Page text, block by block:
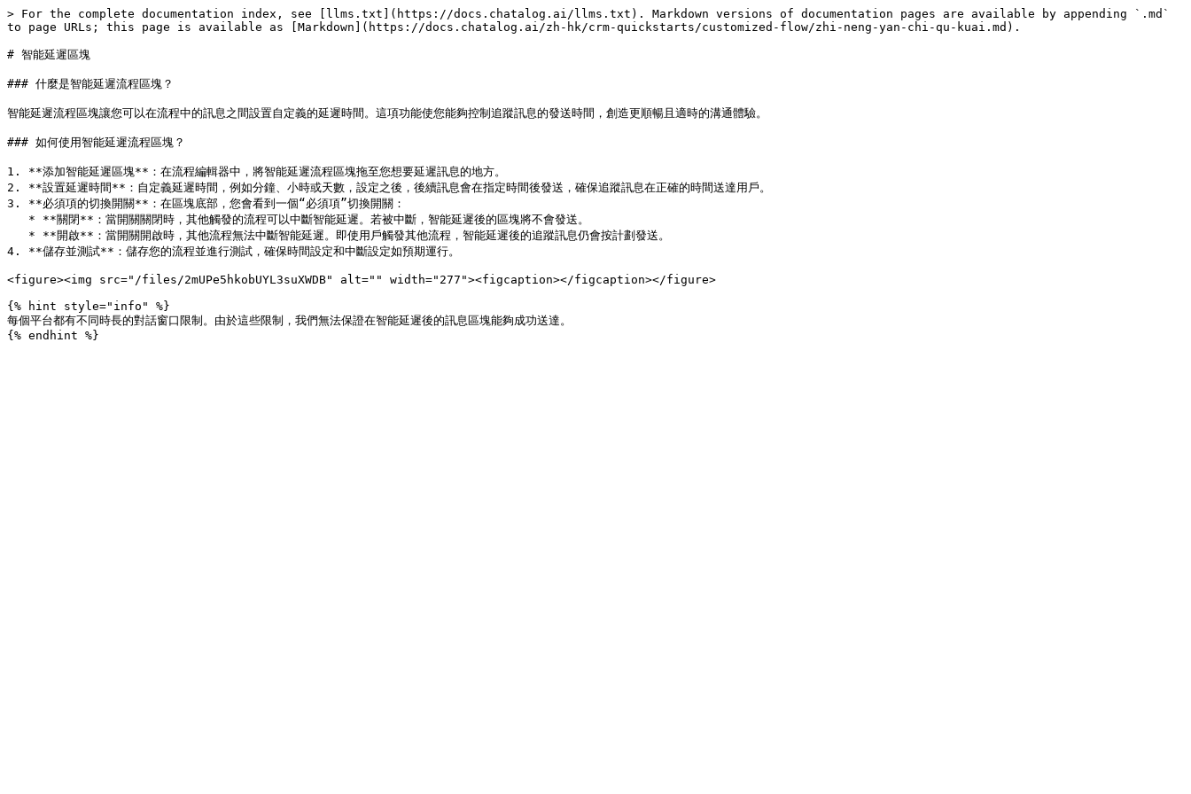
> For the complete documentation index, see [llms.txt](https://docs.chatalog.ai/llms.txt). Markdown versions of documentation pages are available by appending `.md`
to page URLs; this page is available as [Markdown](https://docs.chatalog.ai/zh-hk/crm-quickstarts/customized-flow/zhi-neng-yan-chi-qu-kuai.md).
# 智能延遲區塊
### 什麼是智能延遲流程區塊？
智能延遲流程區塊讓您可以在流程中的訊息之間設置自定義的延遲時間。這項功能使您能夠控制追蹤訊息的發送時間，創造更順暢且適時的溝通體驗。
### 如何使用智能延遲流程區塊？
1. **添加智能延遲區塊**：在流程編輯器中，將智能延遲流程區塊拖至您想要延遲訊息的地方。
2. **設置延遲時間**：自定義延遲時間，例如分鐘、小時或天數，設定之後，後續訊息會在指定時間後發送，確保追蹤訊息在正確的時間送達用戶。
3. **必須項的切換開關**：在區塊底部，您會看到一個“必須項”切換開關：
4. **儲存並測試**：儲存您的流程並進行測試，確保時間設定和中斷設定如預期運行。
<figure><img src="/files/2mUPe5hkobUYL3suXWDB" alt="" width="277"><figcaption></figcaption></figure>
{% hint style="info" %}
每個平台都有不同時長的對話窗口限制。由於這些限制，我們無法保證在智能延遲後的訊息區塊能夠成功送達。